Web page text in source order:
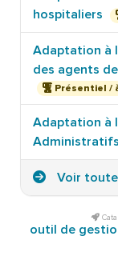
hospitaliers
Adaptation à
des agents
Présentiel /
Adaptation à
Administratifs
Voir
outil de